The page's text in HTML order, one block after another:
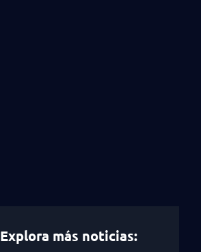
Explora más noticias: